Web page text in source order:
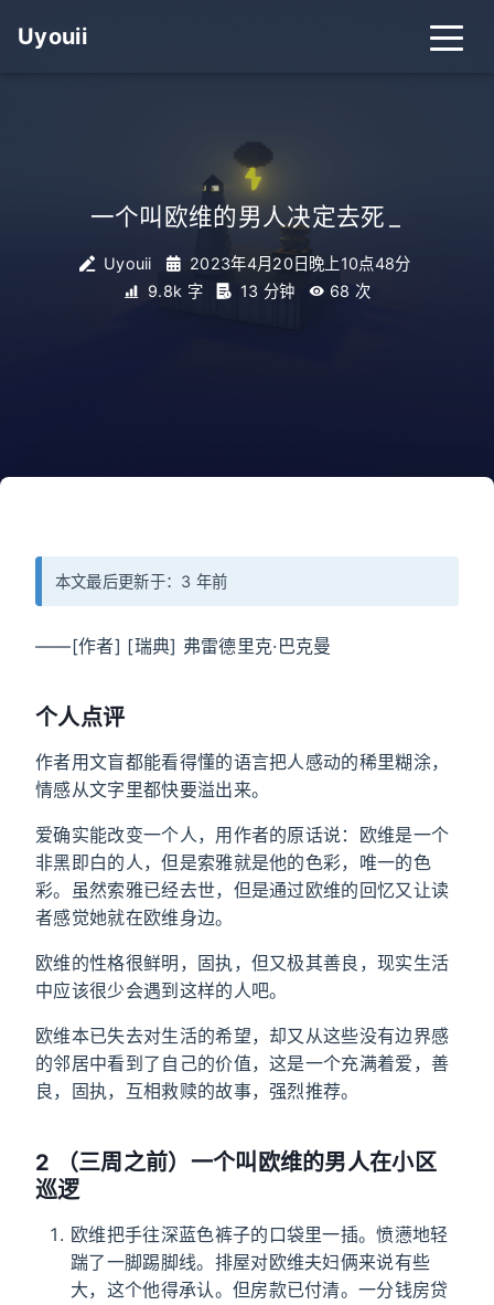
Uyouii
一个叫欧维的男人决定去死
Uyouii
2023年4月20日晚上10点48分
9.8k 字
13 分钟 68 次
本文最后更新于：3 年前
——[作者] [瑞典] 弗雷德里克·巴克曼
个人点评
作者用文盲都能看得懂的语言把人感动的稀里糊涂，
情感从文字里都快要溢出来。
爱确实能改变一个人，用作者的原话说：欧维是一个
非黑即白的人，但是索雅就是他的色彩，唯一的色
彩。虽然索雅已经去世，但是通过欧维的回忆又让读
者感觉她就在欧维身边。
欧维的性格很鲜明，固执，但又极其善良，现实生活
中应该很少会遇到这样的人吧。
欧维本已失去对生活的希望，却又从这些没有边界感
的邻居中看到了自己的价值，这是一个充满着爱，善
良，固执，互相救赎的故事，强烈推荐。
2 （三周之前）一个叫欧维的男人在小区
巡逻
欧维把手往深蓝色裤子的口袋里一插。愤懑地轻
踹了一脚踢脚线。排屋对欧维夫妇俩来说有些
大，这个他得承认。但房款已付清。一分钱房贷